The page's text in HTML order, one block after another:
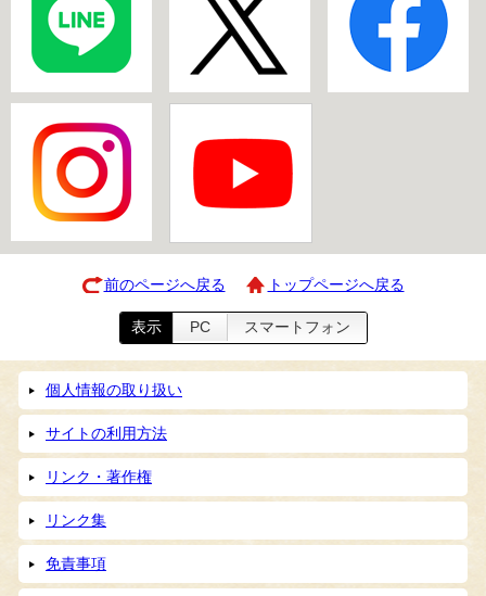
前のページへ戻る トップページへ戻る
表示 PC スマートフォン
個人情報の取り扱い
サイトの利用方法
リンク・著作権
リンク集
免責事項